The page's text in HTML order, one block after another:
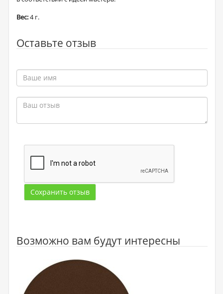
Вес:4 г.
Оставьте отзыв
Сохранить отзыв
Возможно вам будут интересны